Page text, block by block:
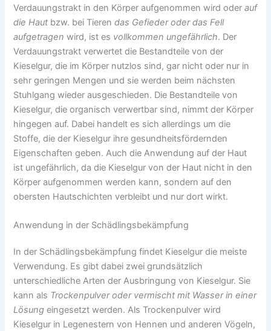
Verdauungstrakt in den Körper aufgenommen wird oderauf
die Haut bzw. bei Tierendas Gefieder oder das Fell
aufgetragen wird, ist es vollkommen ungefährlich. Der
Verdauungstrakt verwertet die Bestandteile von der
Kieselgur, die im Körper nutzlos sind, gar nicht oder nur in
sehr geringen Mengen und sie werden beim nächsten
Stuhlgang wieder ausgeschieden. Die Bestandteile von
Kieselgur, die organisch verwertbar sind, nimmt der Körper
hingegen auf. Dabei handelt es sich allerdings um die
Stoffe, die der Kieselgur ihre gesundheitsfördernden
Eigenschaften geben. Auch die Anwendung auf der Haut
ist ungefährlich, da die Kieselgur von der Haut nicht in den
Körper aufgenommen werden kann, sondern auf den
obersten Hautschichten verbleibt und nur dort wirkt.
Anwendung in der Schädlingsbekämpfung
In der Schädlingsbekämpfung findet Kieselgur die meiste
Verwendung. Es gibt dabei zwei grundsätzlich
unterschiedliche Arten der Ausbringung von Kieselgur. Sie
kann als Trockenpulver oder vermischt mit Wasser in einer
Lösung eingesetzt werden. Als Trockenpulver wird
Kieselgur in Legenestern von Hennen und anderen Vögeln,